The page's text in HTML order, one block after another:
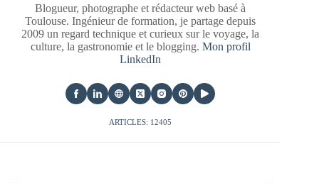
Blogueur, photographe et rédacteur web basé à
Toulouse. Ingénieur de formation, je partage depuis
2009 un regard technique et curieux sur le voyage, la
culture, la gastronomie et le blogging. Mon profil
LinkedIn
ARTICLES: 12405